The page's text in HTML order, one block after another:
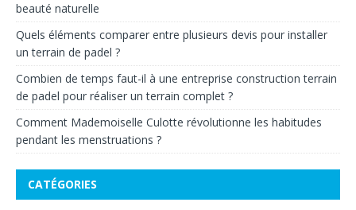
beauté naturelle
Quels éléments comparer entre plusieurs devis pour installer
un terrain de padel ?
Combien de temps faut-il à une entreprise construction terrain
de padel pour réaliser un terrain complet ?
Comment Mademoiselle Culotte révolutionne les habitudes
pendant les menstruations ?
CATÉGORIES